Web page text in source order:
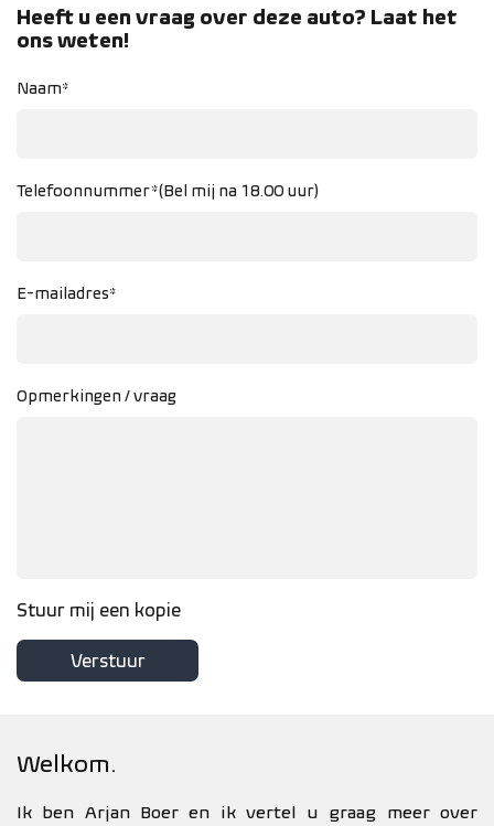
Heeft u een vraag over deze auto? Laat het
ons weten!
Naam*
Telefoonnummer*(Bel mij na 18.00 uur)
E-mailadres*
Opmerkingen / vraag
Stuur mij een kopie
Verstuur
Welkom.
Ik ben Arjan Boer en ik vertel u graag meer over